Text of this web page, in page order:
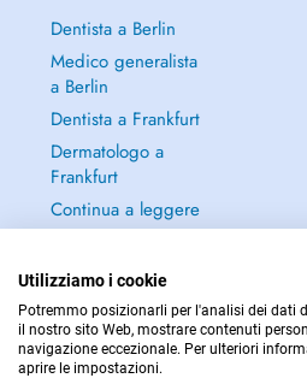
Dentista a Berlin
Medico generalista
a Berlin
Dentista a Frankfurt
Dermatologo a
Frankfurt
Continua a leggere
→
PER LE URGENZE,
Utilizziamo i cookie
Potremmo posizionarli per l'analisi dei dati
il nostro sito Web, mostrare contenuti
navigazione eccezionale. Per ulteriori
aprire le impostazioni.